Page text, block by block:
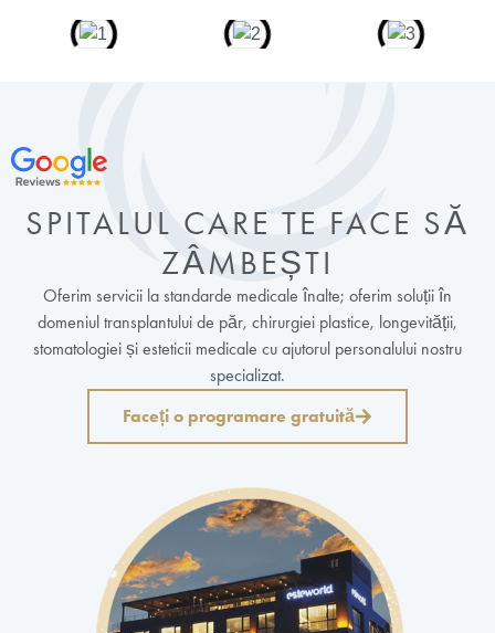
SPITALUL CARE TE FACE SĂ
ZÂMBEȘTI
Oferim servicii la standarde medicale înalte; oferim soluții în
domeniul transplantului de păr, chirurgiei plastice, longevității,
stomatologiei și esteticii medicale cu ajutorul personalului nostru
specializat.
Faceți o programare gratuită